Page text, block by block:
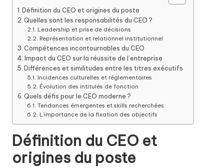
Définition du CEO et origines du poste
Quelles sont les responsabilités du CEO ?
Leadership et prise de décisions
Représentation et relationnel institutionnel
Compétences incontournables du CEO
Impact du CEO sur la réussite de l’entreprise
Différences et similitudes entre les titres exécutifs
Incidences culturelles et réglementaires
Évolution des intitulés de fonction
Quels défis pour le CEO moderne ?
Tendances émergentes et skills recherchées
L’importance de la fixation des objectifs
Définition du CEO et
origines du poste